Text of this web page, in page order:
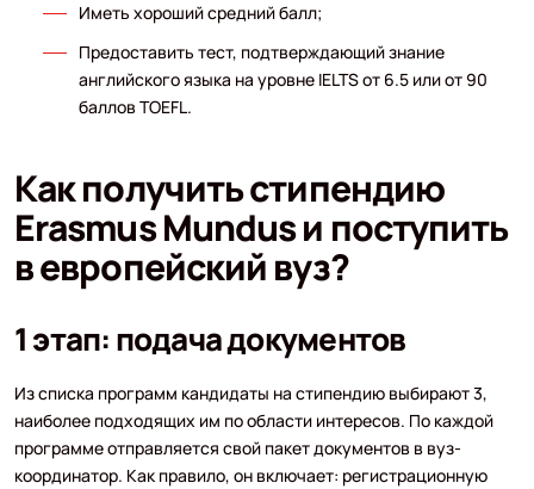
Иметь хороший средний балл;
Предоставить тест, подтверждающий знание
английского языка на уровне IELTS от 6.5 или от 90
баллов TOEFL.
Как получить стипендию
Erasmus Mundus и поступить
в европейский вуз?
1 этап: подача документов
Из списка программ кандидаты на стипендию выбирают 3,
наиболее подходящих им по области интересов. По каждой
программе отправляется свой пакет документов в вуз-
координатор. Как правило, он включает: регистрационную